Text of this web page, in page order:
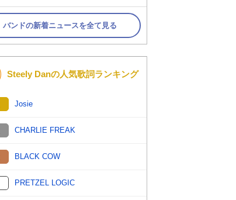
バンドの新着ニュースを全て見る
Steely Danの人気歌詞ランキング
Josie
CHARLIE FREAK
BLACK COW
PRETZEL LOGIC